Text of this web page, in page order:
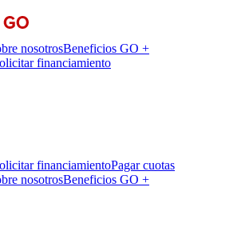
nosotrosBeneficios GO +
financiamiento
financiamientoPagar cuotas
nosotrosBeneficios GO +